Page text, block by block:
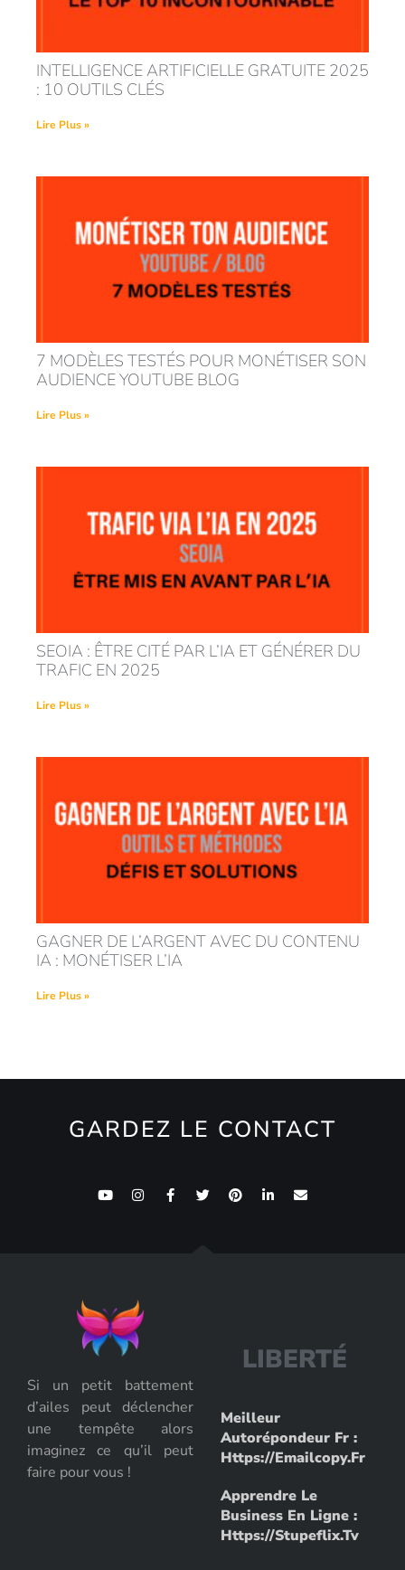
INTELLIGENCE ARTIFICIELLE GRATUITE 2025
: 10 OUTILS CLÉS
Lire Plus »
7 MODÈLES TESTÉS POUR MONÉTISER SON
AUDIENCE YOUTUBE BLOG
Lire Plus »
SEOIA : ÊTRE CITÉ PAR L’IA ET GÉNÉRER DU
TRAFIC EN 2025
Lire Plus »
GAGNER DE L’ARGENT AVEC DU CONTENU
IA : MONÉTISER L’IA
Lire Plus »
GARDEZ LE CONTACT
Si un petit battement
d’ailes peut déclencher
une tempête alors
imaginez ce qu’il peut
faire pour vous !
LIBERTÉ
Meilleur
Autorépondeur Fr :
Https://emailcopy.fr
Apprendre Le
Business En Ligne :
Https://stupeflix.tv